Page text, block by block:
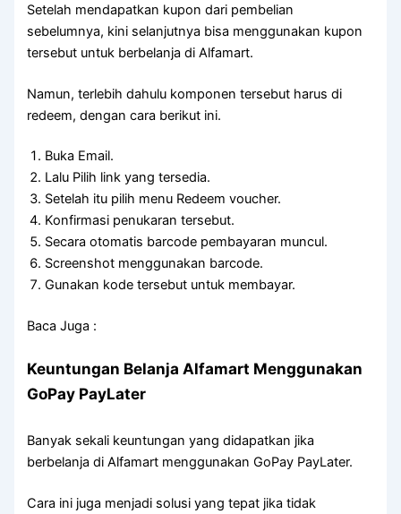
Setelah mendapatkan kupon dari pembelian
sebelumnya, kini selanjutnya bisa menggunakan kupon
tersebut untuk berbelanja di Alfamart.
Namun, terlebih dahulu komponen tersebut harus di
redeem, dengan cara berikut ini.
Buka Email.
Lalu Pilih link yang tersedia.
Setelah itu pilih menu Redeem voucher.
Konfirmasi penukaran tersebut.
Secara otomatis barcode pembayaran muncul.
Screenshot menggunakan barcode.
Gunakan kode tersebut untuk membayar.
Baca Juga :
Keuntungan Belanja Alfamart Menggunakan
GoPay PayLater
Banyak sekali keuntungan yang didapatkan jika
berbelanja di Alfamart menggunakan GoPay PayLater.
Cara ini juga menjadi solusi yang tepat jika tidak